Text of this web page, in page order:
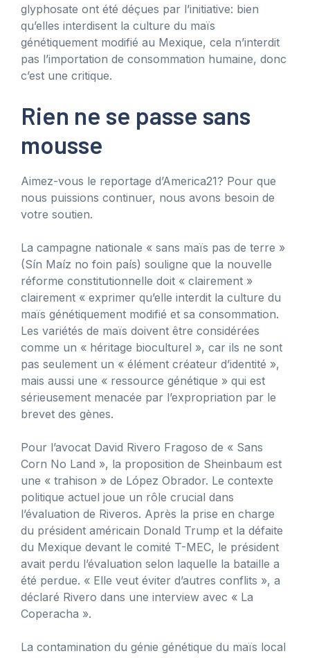
glyphosate ont été déçues par l’initiative: bien
qu’elles interdisent la culture du maïs
génétiquement modifié au Mexique, cela n’interdit
pas l’importation de consommation humaine, donc
c’est une critique.
Rien ne se passe sans
mousse
Aimez-vous le reportage d’America21? Pour que
nous puissions continuer, nous avons besoin de
votre soutien.
La campagne nationale « sans maïs pas de terre »
(Sín Maíz no foin país) souligne que la nouvelle
réforme constitutionnelle doit « clairement »
clairement « exprimer qu’elle interdit la culture du
maïs génétiquement modifié et sa consommation.
Les variétés de maïs doivent être considérées
comme un « héritage bioculturel », car ils ne sont
pas seulement un « élément créateur d’identité »,
mais aussi une « ressource génétique » qui est
sérieusement menacée par l’expropriation par le
brevet des gènes.
Pour l’avocat David Rivero Fragoso de « Sans
Corn No Land », la proposition de Sheinbaum est
une « trahison » de López Obrador. Le contexte
politique actuel joue un rôle crucial dans
l’évaluation de Riveros. Après la prise en charge
du président américain Donald Trump et la défaite
du Mexique devant le comité T-MEC, le président
avait perdu l’évaluation selon laquelle la bataille a
été perdue. « Elle veut éviter d’autres conflits », a
déclaré Rivero dans une interview avec « La
Coperacha ».
La contamination du génie génétique du maïs local